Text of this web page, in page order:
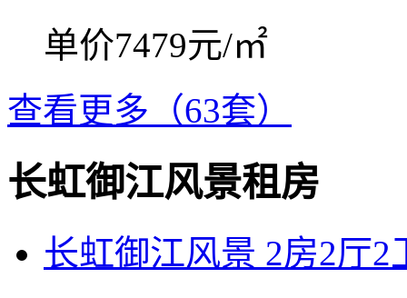
单价7479元/㎡
查看更多（63套）
长虹御江风景租房
长虹御江风景 2房2厅2